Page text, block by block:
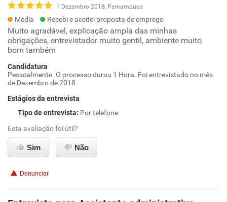
1 Dezembro 2018, Pernambuco
Média Recebi e aceitei proposta de emprego
Muito agradável, explicação ampla das minhas
obrigações, entrevistador muito gentil, ambiente muito
bom também
Candidatura
Pessoalmente. O processo durou 1 Hora. Foi entrevistado no mês
de Dezembro de 2018
Estágios da entrevista
Tipo de entrevista: Por telefone
Esta avaliação foi útil?
Sim Não
Denunciar